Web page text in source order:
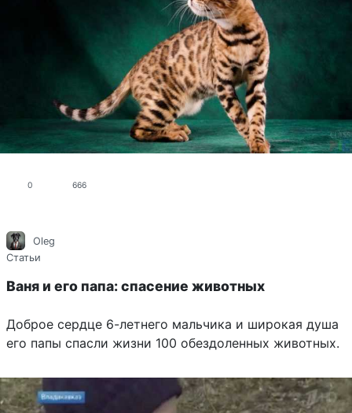
0 666
Oleg
Статьи
Ваня и его папа: спасение животных
Доброе сердце 6-летнего мальчика и широкая душа
его папы спасли жизни 100 обездоленных животных.